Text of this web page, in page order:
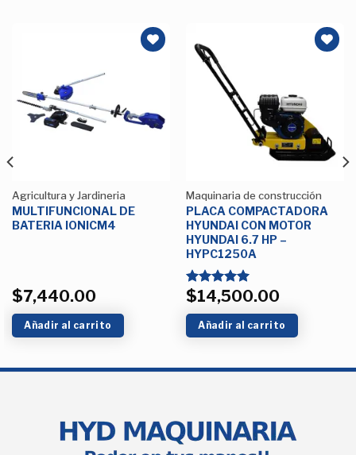
Agricultura y Jardineria
MULTIFUNCIONAL DE
BATERIA IONICM4
$7,440.00
Añadir al carrito
Lista de
deseos
Maquinaria de construcción
PLACA COMPACTADORA
HYUNDAI CON MOTOR
HYUNDAI 6.7 HP –
HYPC1250A
Valorado
5.00
de 5
$14,500.00
Añadir al carrito